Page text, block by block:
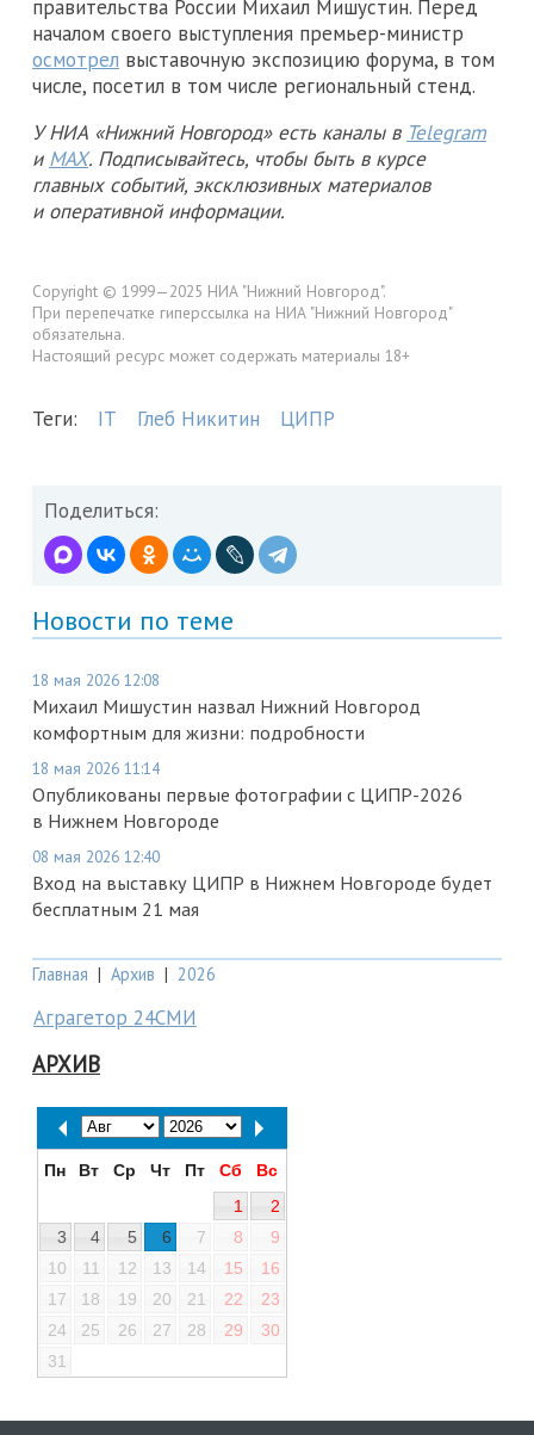
правительства России Михаил Мишустин. Перед
началом своего выступления премьер-министр
осмотрел выставочную экспозицию форума, в том
числе, посетил в том числе региональный стенд.
У НИА «Нижний Новгород» есть каналы в Telegram
и MAX. Подписывайтесь, чтобы быть в курсе
главных событий, эксклюзивных материалов
и оперативной информации.
Copyright © 1999—2025 НИА "Нижний Новгород".
При перепечатке гиперссылка на НИА "Нижний Новгород"
обязательна.
Настоящий ресурс может содержать материалы 18+
Теги: IT Глеб Никитин ЦИПР
Поделиться:
Новости по теме
18 мая 2026 12:08
Михаил Мишустин назвал Нижний Новгород
комфортным для жизни: подробности
18 мая 2026 11:14
Опубликованы первые фотографии с ЦИПР-2026
в Нижнем Новгороде
08 мая 2026 12:40
Вход на выставку ЦИПР в Нижнем Новгороде будет
бесплатным 21 мая
Главная | Архив | 2026
Аграгетор 24СМИ
АРХИВ
Пн Вт Ср Чт Пт Сб
Вс
1
2
3
4 5 6 7 8
9
10
11 12 13 14 15
16
17
18 19 20 21 22
23
24
25 26 27 28 29
30
31